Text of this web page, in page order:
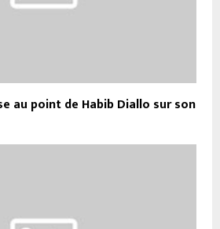
au point de Habib Diallo sur son